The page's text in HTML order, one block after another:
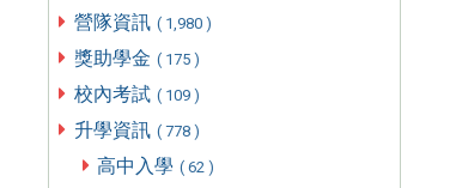
營隊資訊 ( 1,980 )
獎助學金 ( 175 )
校內考試 ( 109 )
升學資訊 ( 778 )
高中入學 ( 62 )